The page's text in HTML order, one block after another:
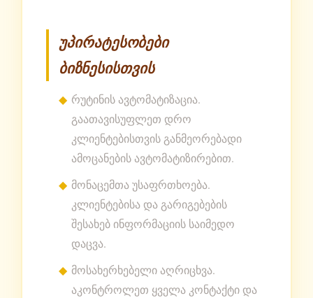
უპირატესობები
ბიზნესისთვის
რუტინის ავტომატიზაცია.
გაათავისუფლეთ დრო
კლიენტებისთვის განმეორებადი
ამოცანების ავტომატიზირებით.
მონაცემთა უსაფრთხოება.
კლიენტებისა და გარიგებების
შესახებ ინფორმაციის საიმედო
დაცვა.
მოსახერხებელი აღრიცხვა.
აკონტროლეთ ყველა კონტაქტი და